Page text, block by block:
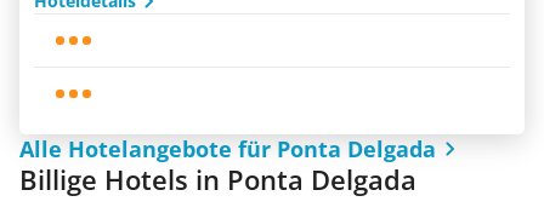
Alle Hotelangebote für Ponta Delgada
Billige Hotels in Ponta Delgada